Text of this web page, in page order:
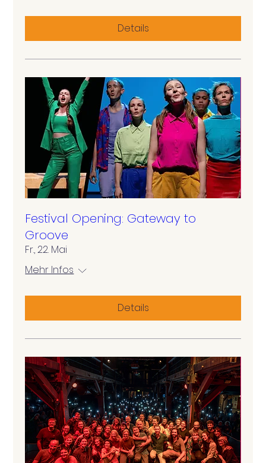
Details
Festival Opening: Gateway to
Groove
Fr., 22. Mai
Mehr Infos
Details